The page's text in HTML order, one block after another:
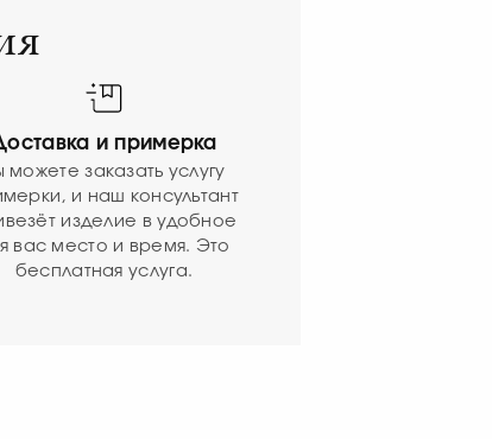
и примерка
можете заказать услугу
и наш консультант
изделие в удобное
вас место и время. Это
бесплатная услуга.